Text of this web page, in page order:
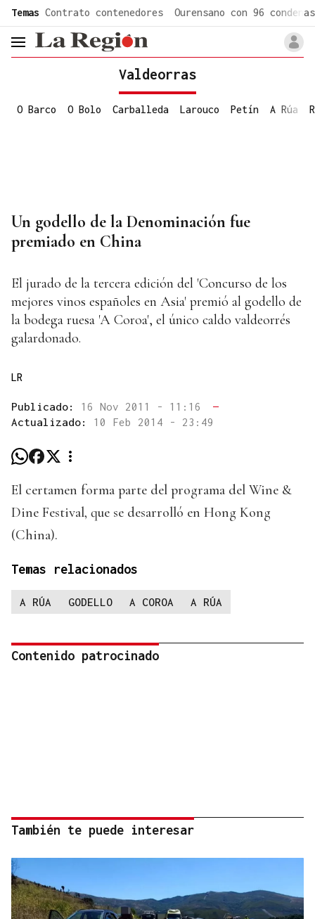
Temas Contrato contenedores Ourensano con 96 condenas
header.menu.open
Valdeorras
O Barco O Bolo Carballeda Larouco Petín A Rúa
Un godello de la Denominación fue
premiado en China
El jurado de la tercera edición del 'Concurso de los
mejores vinos españoles en Asia' premió al godello de
la bodega ruesa 'A Coroa', el único caldo valdeorrés
galardonado.
LR
Publicado: 16 Nov 2011 - 11:16
—
Actualizado: 10 Feb 2014 - 23:49
El certamen forma parte del programa del Wine &
Dine Festival, que se desarrolló en Hong Kong
(China).
Temas relacionados
A RÚA GODELLO A COROA A RÚA
Contenido patrocinado
También te puede interesar